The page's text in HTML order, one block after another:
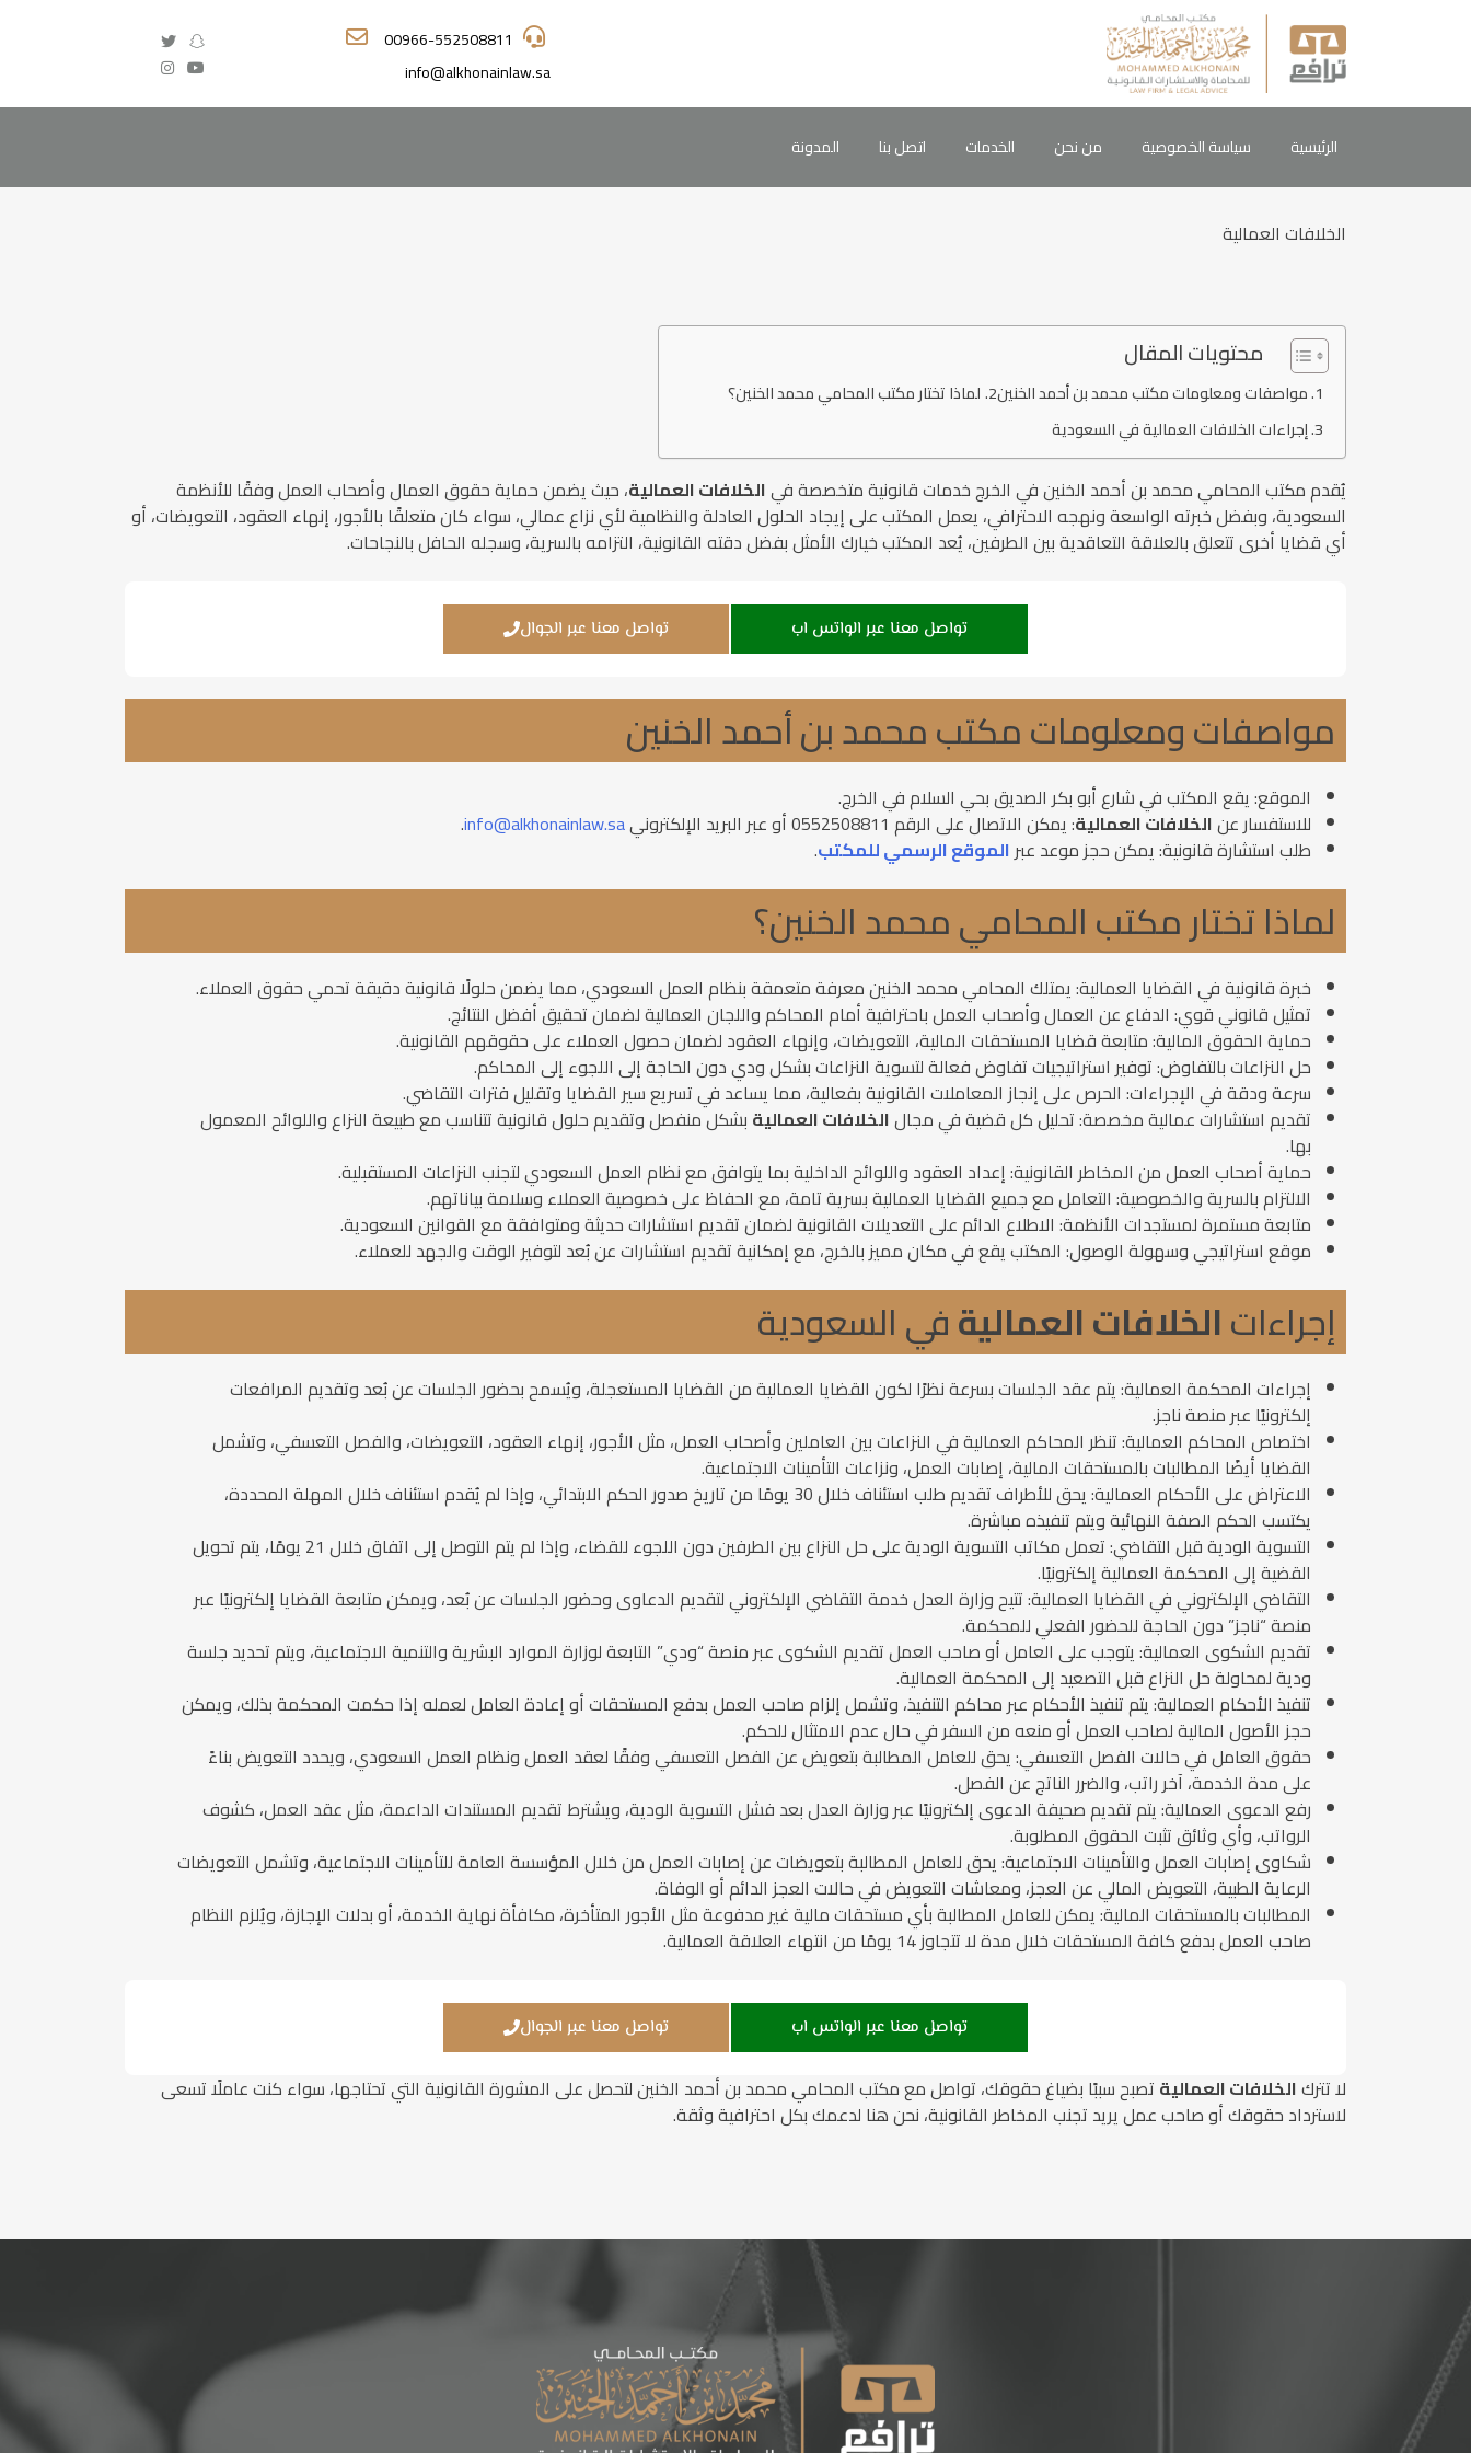
00966-552508811
info@alkhonainlaw.sa
الرئيسية سياسة الخصوصية من نحن الخدمات اتصل بنا المدونة
الخلافات العمالية
محتويات المقال
مواصفات ومعلومات مكتب محمد بن أحمد الخنين لماذا تختار مكتب المحامي محمد الخنين؟
إجراءات الخلافات العمالية في السعودية
يُقدم مكتب المحامي محمد بن أحمد الخنين في الخرج خدمات قانونية متخصصة فيالخلافات العمالية، حيث يضمن حماية حقوق العمال وأصحاب العمل وفقًا للأنظمة
السعودية، وبفضل خبرته الواسعة ونهجه الاحترافي، يعمل المكتب على إيجاد الحلول العادلة والنظامية لأي نزاع عمالي، سواء كان متعلقًا بالأجور، إنهاء العقود، التعويضات، أو
أي قضايا أخرى تتعلق بالعلاقة التعاقدية بين الطرفين، يُعد المكتب خيارك الأمثل بفضل دقته القانونية، التزامه بالسرية، وسجله الحافل بالنجاحات.
تواصل معنا عبر الواتس اب تواصل معنا عبر الجوال
مواصفات ومعلومات مكتب محمد بن أحمد الخنين
الموقع: يقع المكتب في شارع أبو بكر الصديق بحي السلام في الخرج.
للاستفسار عنالخلافات العمالية: يمكن الاتصال على الرقم 0552508811 أو عبر البريد الإلكتروني info@alkhonainlaw.sa
.
طلب استشارة قانونية: يمكن حجز موعد عبر الموقع الرسمي للمكتب.
لماذا تختار مكتب المحامي محمد الخنين؟
خبرة قانونية في القضايا العمالية: يمتلك المحامي محمد الخنين معرفة متعمقة بنظام العمل السعودي، مما يضمن حلولًا قانونية دقيقة تحمي حقوق العملاء.
تمثيل قانوني قوي: الدفاع عن العمال وأصحاب العمل باحترافية أمام المحاكم واللجان العمالية لضمان تحقيق أفضل النتائج.
حماية الحقوق المالية: متابعة قضايا المستحقات المالية، التعويضات، وإنهاء العقود لضمان حصول العملاء على حقوقهم القانونية.
حل النزاعات بالتفاوض: توفير استراتيجيات تفاوض فعالة لتسوية النزاعات بشكل ودي دون الحاجة إلى اللجوء إلى المحاكم.
سرعة ودقة في الإجراءات: الحرص على إنجاز المعاملات القانونية بفعالية، مما يساعد في تسريع سير القضايا وتقليل فترات التقاضي.
تقديم استشارات عمالية مخصصة: تحليل كل قضية في مجالالخلافات العمالية بشكل منفصل وتقديم حلول قانونية تتناسب مع طبيعة النزاع واللوائح المعمول
بها.
حماية أصحاب العمل من المخاطر القانونية: إعداد العقود واللوائح الداخلية بما يتوافق مع نظام العمل السعودي لتجنب النزاعات المستقبلية.
الالتزام بالسرية والخصوصية: التعامل مع جميع القضايا العمالية بسرية تامة، مع الحفاظ على خصوصية العملاء وسلامة بياناتهم.
متابعة مستمرة لمستجدات الأنظمة: الاطلاع الدائم على التعديلات القانونية لضمان تقديم استشارات حديثة ومتوافقة مع القوانين السعودية.
موقع استراتيجي وسهولة الوصول: المكتب يقع في مكان مميز بالخرج، مع إمكانية تقديم استشارات عن بُعد لتوفير الوقت والجهد للعملاء.
إجراءاتالخلافات العماليةفي السعودية
إجراءات المحكمة العمالية: يتم عقد الجلسات بسرعة نظرًا لكون القضايا العمالية من القضايا المستعجلة، ويُسمح بحضور الجلسات عن بُعد وتقديم المرافعات
إلكترونيًا عبر منصة ناجز.
اختصاص المحاكم العمالية: تنظر المحاكم العمالية في النزاعات بين العاملين وأصحاب العمل، مثل الأجور، إنهاء العقود، التعويضات، والفصل التعسفي، وتشمل
القضايا أيضًا المطالبات بالمستحقات المالية، إصابات العمل، ونزاعات التأمينات الاجتماعية.
الاعتراض على الأحكام العمالية: يحق للأطراف تقديم طلب استئناف خلال 30 يومًا من تاريخ صدور الحكم الابتدائي، وإذا لم يُقدم استئناف خلال المهلة المحددة،
يكتسب الحكم الصفة النهائية ويتم تنفيذه مباشرة.
التسوية الودية قبل التقاضي: تعمل مكاتب التسوية الودية على حل النزاع بين الطرفين دون اللجوء للقضاء، وإذا لم يتم التوصل إلى اتفاق خلال 21 يومًا، يتم تحويل
القضية إلى المحكمة العمالية إلكترونيًا.
التقاضي الإلكتروني في القضايا العمالية: تتيح وزارة العدل خدمة التقاضي الإلكتروني لتقديم الدعاوى وحضور الجلسات عن بُعد، ويمكن متابعة القضايا إلكترونيًا عبر
منصة “ناجز” دون الحاجة للحضور الفعلي للمحكمة.
تقديم الشكوى العمالية: يتوجب على العامل أو صاحب العمل تقديم الشكوى عبر منصة “ودي” التابعة لوزارة الموارد البشرية والتنمية الاجتماعية، ويتم تحديد جلسة
ودية لمحاولة حل النزاع قبل التصعيد إلى المحكمة العمالية.
تنفيذ الأحكام العمالية: يتم تنفيذ الأحكام عبر محاكم التنفيذ، وتشمل إلزام صاحب العمل بدفع المستحقات أو إعادة العامل لعمله إذا حكمت المحكمة بذلك، ويمكن
حجز الأصول المالية لصاحب العمل أو منعه من السفر في حال عدم الامتثال للحكم.
حقوق العامل في حالات الفصل التعسفي: يحق للعامل المطالبة بتعويض عن الفصل التعسفي وفقًا لعقد العمل ونظام العمل السعودي، ويحدد التعويض بناءً
على مدة الخدمة، آخر راتب، والضرر الناتج عن الفصل.
رفع الدعوى العمالية: يتم تقديم صحيفة الدعوى إلكترونيًا عبر وزارة العدل بعد فشل التسوية الودية، ويشترط تقديم المستندات الداعمة، مثل عقد العمل، كشوف
الرواتب، وأي وثائق تثبت الحقوق المطلوبة.
شكاوى إصابات العمل والتأمينات الاجتماعية: يحق للعامل المطالبة بتعويضات عن إصابات العمل من خلال المؤسسة العامة للتأمينات الاجتماعية، وتشمل التعويضات
الرعاية الطبية، التعويض المالي عن العجز، ومعاشات التعويض في حالات العجز الدائم أو الوفاة.
المطالبات بالمستحقات المالية: يمكن للعامل المطالبة بأي مستحقات مالية غير مدفوعة مثل الأجور المتأخرة، مكافأة نهاية الخدمة، أو بدلات الإجازة، ويُلزم النظام
صاحب العمل بدفع كافة المستحقات خلال مدة لا تتجاوز 14 يومًا من انتهاء العلاقة العمالية.
تواصل معنا عبر الواتس اب تواصل معنا عبر الجوال
لا تتركالخلافات العمالية تصبح سببًا بضياغ حقوقك، تواصل مع مكتب المحامي محمد بن أحمد الخنين لتحصل على المشورة القانونية التي تحتاجها، سواء كنت عاملًا تسعى
لاسترداد حقوقك أو صاحب عمل يريد تجنب المخاطر القانونية، نحن هنا لدعمك بكل احترافية وثقة.